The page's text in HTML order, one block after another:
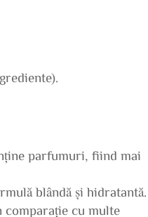
parfumuri, fiind mai
blândă și hidratantă.
comparație cu multe